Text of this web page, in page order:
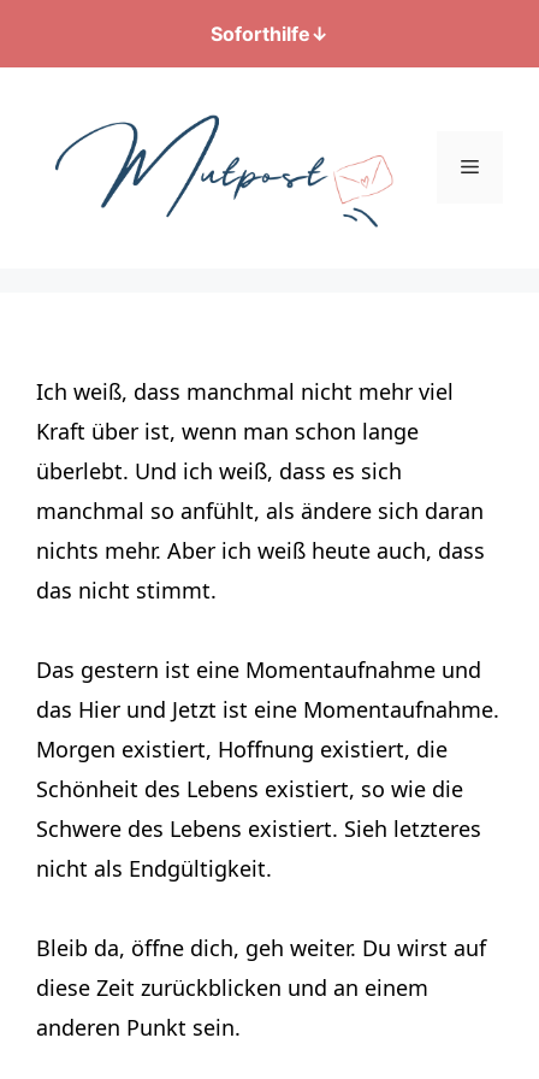
Soforthilfe↓
springen
Menü
Ich weiß, dass manchmal nicht mehr viel
Kraft über ist, wenn man schon lange
überlebt. Und ich weiß, dass es sich
manchmal so anfühlt, als ändere sich daran
nichts mehr. Aber ich weiß heute auch, dass
das nicht stimmt.
Das gestern ist eine Momentaufnahme und
das Hier und Jetzt ist eine Momentaufnahme.
Morgen existiert, Hoffnung existiert, die
Schönheit des Lebens existiert, so wie die
Schwere des Lebens existiert. Sieh letzteres
nicht als Endgültigkeit.
Bleib da, öffne dich, geh weiter. Du wirst auf
diese Zeit zurückblicken und an einem
anderen Punkt sein.